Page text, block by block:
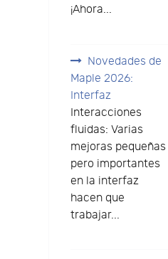
¡Ahora...
Novedades de
Maple 2026:
Interfaz
Interacciones
fluidas: Varias
mejoras pequeñas
pero importantes
en la interfaz
hacen que
trabajar...